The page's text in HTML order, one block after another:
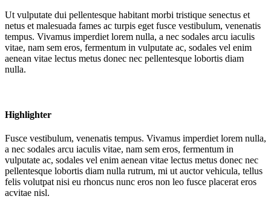
Ut vulputate dui pellentesque habitant morbi tristique senectus et
netus et malesuada fames ac turpis eget fusce vestibulum, venenatis
tempus. Vivamus imperdiet lorem nulla, a nec sodales arcu iaculis
vitae, nam sem eros, fermentum in vulputate ac, sodales vel enim
aenean vitae lectus metus donec nec pellentesque lobortis diam
nulla.
Highlighter
Fusce vestibulum, venenatis tempus. Vivamus imperdiet lorem nulla,
a nec sodales arcu iaculis vitae, nam sem eros, fermentum in
vulputate ac, sodales vel enim aenean vitae lectus metus donec nec
pellentesque lobortis diam nulla rutrum, mi ut auctor vehicula, tellus
felis volutpat nisi eu rhoncus nunc eros non leo fusce placerat eros
acvitae nisl.